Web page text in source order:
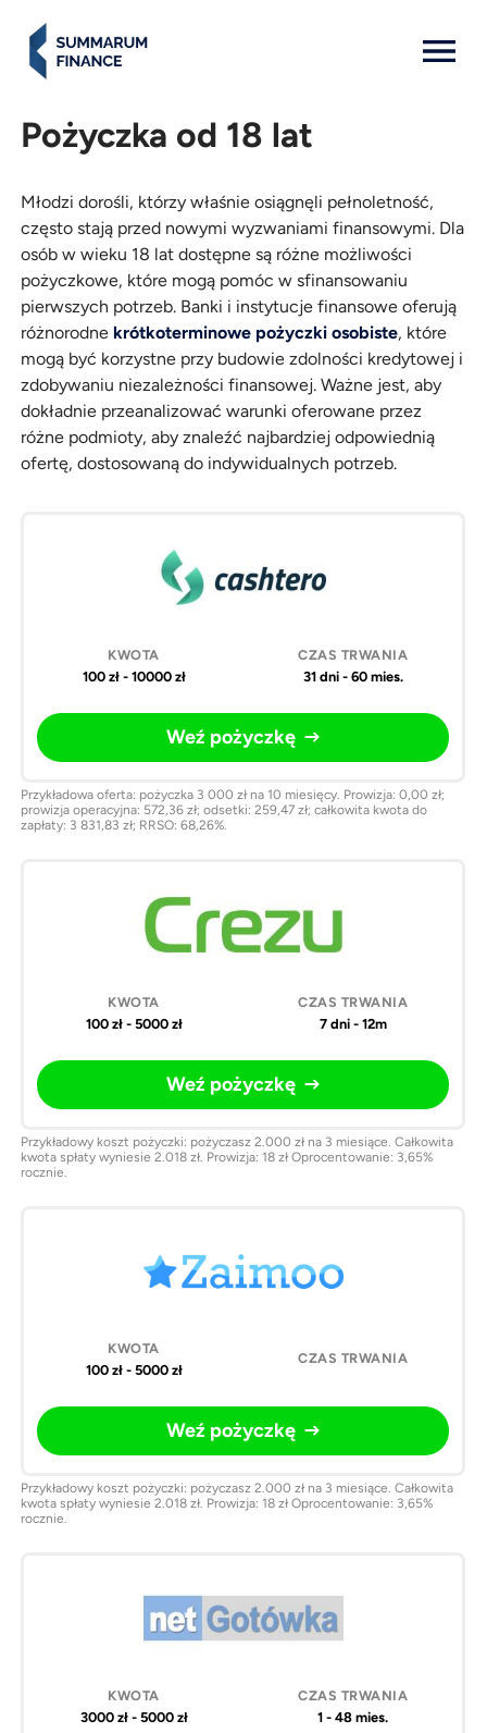
Pożyczka od 18 lat
Młodzi dorośli, którzy właśnie osiągnęli pełnoletność,
często stają przed nowymi wyzwaniami finansowymi. Dla
osób w wieku 18 lat dostępne są różne możliwości
pożyczkowe, które mogą pomóc w sfinansowaniu
pierwszych potrzeb. Banki i instytucje finansowe oferują
różnorodne krótkoterminowe pożyczki osobiste, które
mogą być korzystne przy budowie zdolności kredytowej i
zdobywaniu niezależności finansowej. Ważne jest, aby
dokładnie przeanalizować warunki oferowane przez
różne podmioty, aby znaleźć najbardziej odpowiednią
ofertę, dostosowaną do indywidualnych potrzeb.
100 zł - 10000 zł 31 dni - 60 mies.
Weź pożyczkę
Przykładowa oferta: pożyczka 3 000 zł na 10 miesięcy. Prowizja: 0,00 zł;
prowizja operacyjna: 572,36 zł; odsetki: 259,47 zł; całkowita kwota do
zapłaty: 3 831,83 zł; RRSO: 68,26%.
100 zł - 5000 zł 7 dni - 12m
Weź pożyczkę
Przykładowy koszt pożyczki: pożyczasz 2.000 zł na 3 miesiące. Całkowita
kwota spłaty wyniesie 2.018 zł. Prowizja: 18 zł Oprocentowanie: 3,65%
rocznie.
100 zł - 5000 zł
Weź pożyczkę
Przykładowy koszt pożyczki: pożyczasz 2.000 zł na 3 miesiące. Całkowita
kwota spłaty wyniesie 2.018 zł. Prowizja: 18 zł Oprocentowanie: 3,65%
rocznie.
3000 zł - 5000 zł 1 - 48 mies.